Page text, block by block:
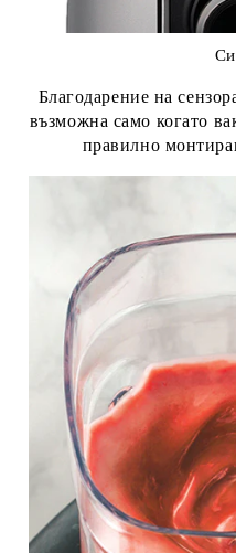
Благодарение на
възможна само когато
правилно